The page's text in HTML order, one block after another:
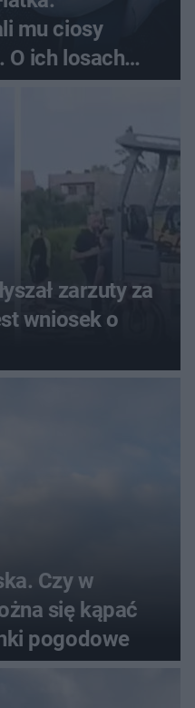
mu ciosy
O ich losach
zarzuty za
wniosek o
Czy w
się kąpać
pogodowe